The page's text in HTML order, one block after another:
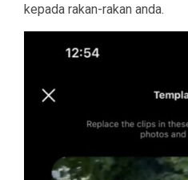
kepada rakan-rakan anda.